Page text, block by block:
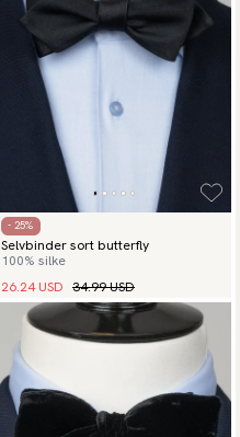
- 25%
Selvbinder sort butterfly
100% silke
26.24 USD 34.99 USD